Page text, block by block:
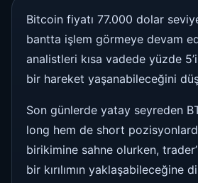
Bitcoin fiyatı 77.000 dolar
bantta işlem görmeye devam
analistleri kısa vadede yüzde
bir hareket yaşanabileceğini
Son günlerde yatay seyreden
long hem de short
birikimine sahne olurken,
bir kırılımın yaklaşabileceğine